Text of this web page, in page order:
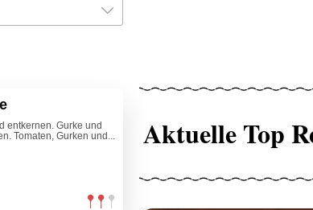
entkernen. Gurke und
Tomaten, Gurken und...
Aktuelle Top